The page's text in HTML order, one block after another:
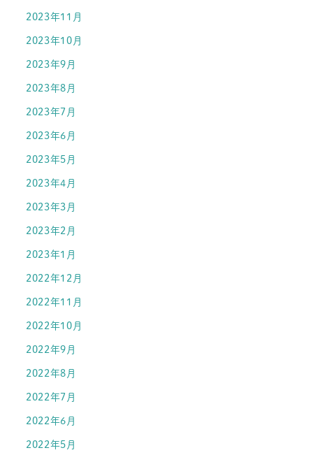
2023年11月
2023年10月
2023年9月
2023年8月
2023年7月
2023年6月
2023年5月
2023年4月
2023年3月
2023年2月
2023年1月
2022年12月
2022年11月
2022年10月
2022年9月
2022年8月
2022年7月
2022年6月
2022年5月